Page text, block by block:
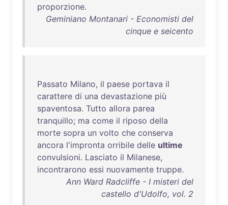
proporzione.
Geminiano Montanari - Economisti del
cinque e seicento
Passato Milano, il paese portava il
carattere di una devastazione più
spaventosa. Tutto allora parea
tranquillo; ma come il riposo della
morte sopra un volto che conserva
ancora l'impronta orribile delle ultime
convulsioni. Lasciato il Milanese,
incontrarono essi nuovamente truppe.
Ann Ward Radcliffe - I misteri del
castello d'Udolfo, vol. 2